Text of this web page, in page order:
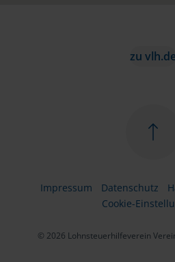
zu
Impressum Datenschutz
Cookie-
© 2026 Lohnsteuerhilfeverein